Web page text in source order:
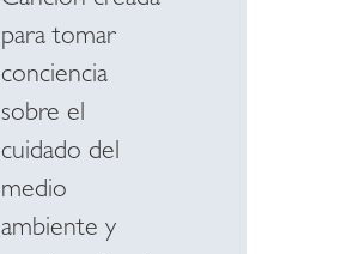
para tomar
conciencia
sobre el
cuidado del
medio
ambiente y